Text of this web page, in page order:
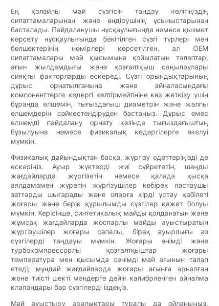
Ең қолайлы май сүзгісін таңдау көлігіңіздің
сипаттамаларынан және өндірушінің ұсыныстарынан
басталады. Пайдаланушы нұсқаулығында немесе қызмет
көрсету нұсқаулығында бекітілген сүзгі түрлері мен
бөлшектерінің нөмірлері көрсетілген, ал OEM
сипаттамалары май қысымына қойылатын талаптар,
ағын жылдамдығы және қозғалтқыш саңылаулары
сияқты факторларды ескереді. Сүзгі орындықтарының
дұрыс орнатылғанына және айналасындағы
компоненттерге кедергі келтірмейтініне көз жеткізу үшін
бұранда өлшемін, тығыздағыш диаметрін және жалпы
өлшемдерін сәйкестендіруден бастаңыз. Дұрыс емес
өлшемді пайдалану орнату кезінде тығыздағыштың
бұзылуына немесе физикалық кедергілерге әкелуі
мүмкін.
Физикалық дайындықтан басқа, жүргізу әдеттеріңізді де
ескеріңіз. Ауыр жүктерді жиі сүйрететін, шаңды
жағдайларда жүргізетін немесе қалада қысқа
аялдамамен жүретін жүргізушілер көбірек ластаушы
заттарды шығарады және оларға кірді ұстау қабілеті
жоғары және берік құрылымды сүзгілер қажет болуы
мүмкін. Керісінше, синтетикалық майды қолданатын және
жұмсақ жағдайларда жоспарлы майды ауыстыратын
жүргізушілер жоғары сапалы, бірақ ауырлығы аз
сүзгілерді таңдауы мүмкін. Жоғары өнімді және
турбокомпрессорлы қозғалтқыштар жоғары
температура мен қысымда сенімді май ағынын талап
етеді; мұндай жағдайларда жоғары ағынға арналған
және тиісті шекті мәндерге дейін калибрленген айналма
клапандары бар сүзгілерді іздеңіз.
Май ауыстыру аралықтары туралы да ойланыңыз.